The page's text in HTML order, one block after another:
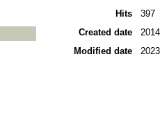
Hits
397
Created date
Modified date